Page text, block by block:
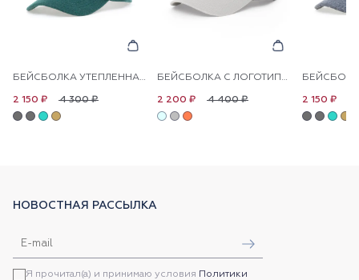
БЕЙСБОЛКА УТЕПЛЕННАЯ С ЛОГОТИПОМ
4 300 ₽
2 150 ₽
БЕЙСБОЛКА С ЛОГОТИПОМ
4 400 ₽
2 200 ₽ 2 150 ₽
НОВОСТНАЯ РАССЫЛКА
Я прочитал(а) и принимаю условия Политики